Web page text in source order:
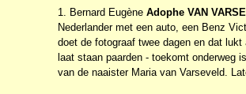
1. Bernard EugèneAdophe VAN
Nederlander met een auto, een Benz
doet de fotograaf twee dagen en dat
laat staan paarden - toekomt onderweg
van de naaister Maria van Varseveld.